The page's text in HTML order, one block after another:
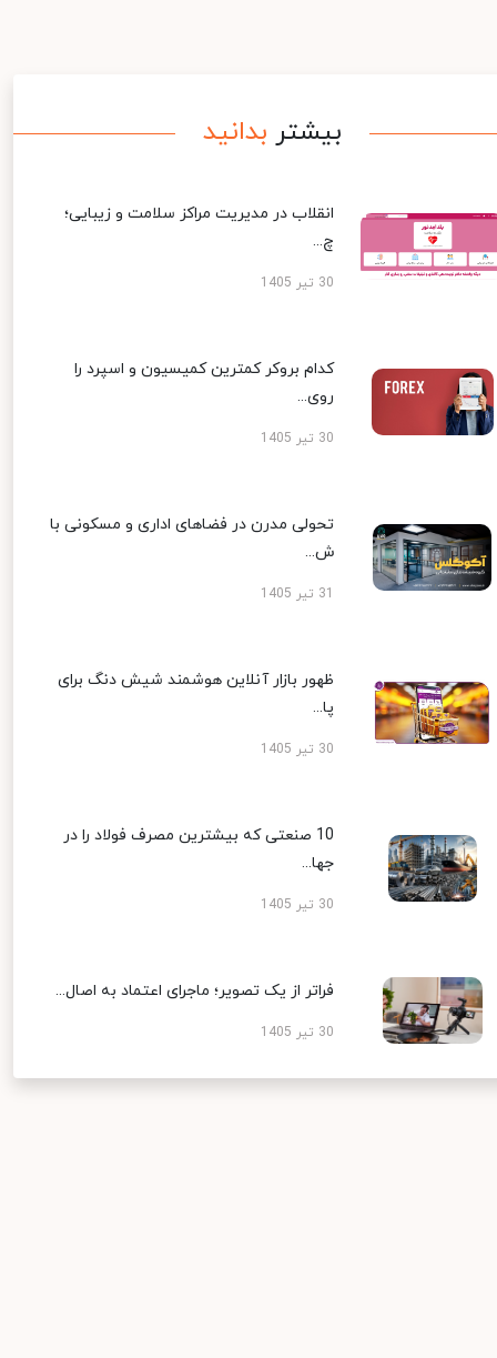
بیشتر بدانید
انقلاب در مدیریت مراکز سلامت و زیبایی؛
چ...
30 تیر 1405
کدام بروکر کمترین کمیسیون و اسپرد را
روی...
30 تیر 1405
تحولی مدرن در فضاهای اداری و مسکونی با
ش...
ظهور بازار آنلاین هوشمند شیش دنگ برای
پا...
30 تیر 1405
10 صنعتی که بیشترین مصرف فولاد را در
جها...
30 تیر 1405
فراتر از یک تصویر؛ ماجرای اعتماد به اصال...
30 تیر 1405